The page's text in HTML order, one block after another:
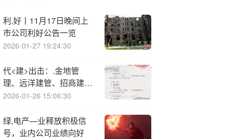
利.好丨11月17日晚间上
市公司利好公告一览
2026-01-27 19:24:30
代<建>出击：.金地管
理、远洋建管、招商建
管、润地管理、中冶置业
2026-01-26 15:06:30
绿,电产—业释放积极信
号，业内公司业绩向好